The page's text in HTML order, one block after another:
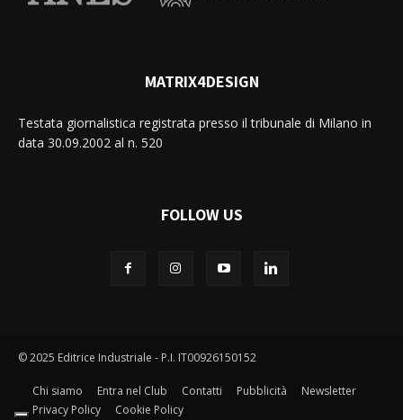
MATRIX4DESIGN
Testata giornalistica registrata presso il tribunale di Milano in
data 30.09.2002 al n. 520
FOLLOW US
© 2025 Editrice Industriale - P.I. IT00926150152
Chi siamo Entra nel Club Contatti Pubblicità
Newsletter
Privacy Policy
Cookie Policy